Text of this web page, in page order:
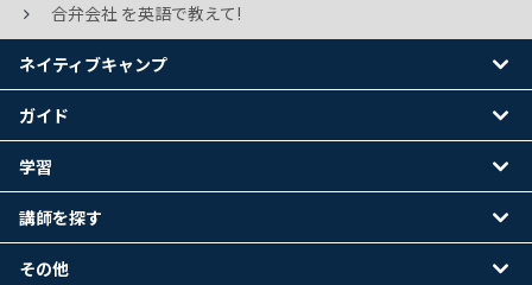
合弁会社 を英語で教えて!
ネイティブキャンプ
ガイド
学習
講師を探す
その他